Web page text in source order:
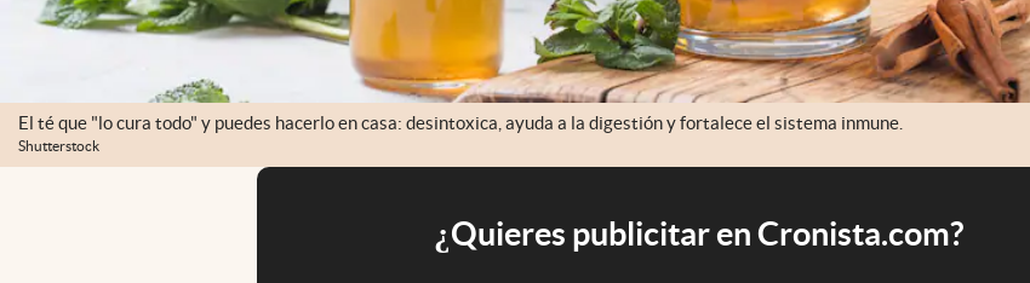
El té que "lo cura todo" y puedes hacerlo en casa: desintoxica, ayuda a la digestión y fortalece el sistema inmune.
Shutterstock
¿Quieres publicitar en Cronista.com?